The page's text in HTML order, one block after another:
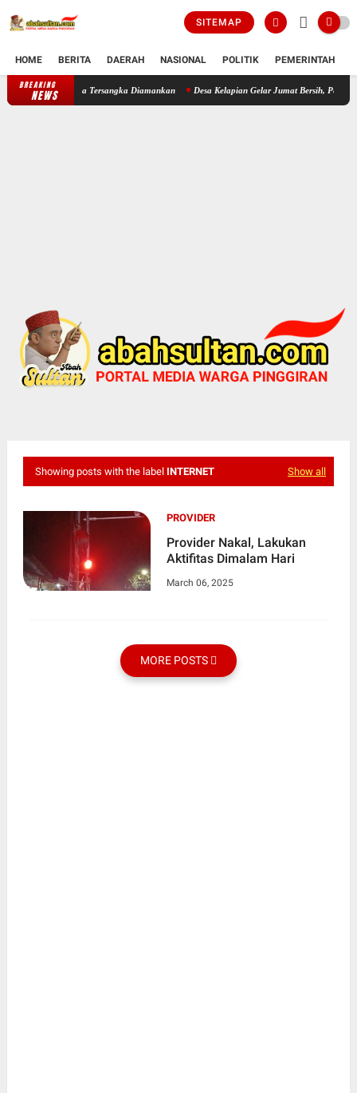
SITEMAP
HOME BERITA DAERAH NASIONAL POLITIK PEMERINTAH
BREAKING
NEWS
Lima Tersangka Diamankan Desa Kelapian Gelar Jumat Bersih, Perkuat Budaya
Showing posts with the label INTERNET Show all
PROVIDER
Provider Nakal, Lakukan
Aktifitas Dimalam Hari
March 06, 2025
MORE POSTS